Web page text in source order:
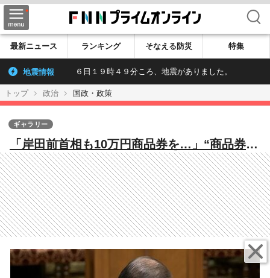
検索
最新ニュース ランキング そなえる防災 特集
地震情報 ６日１９時４９分ころ、地震がありました。
トップ 政治 国政・政策
「岸田前首相も10万円商品券を…」“商品券問
題”が歴代首相にも飛び火…さらに法相が「20
年前は野党にもスーツ仕立券」発言
ギャラリー